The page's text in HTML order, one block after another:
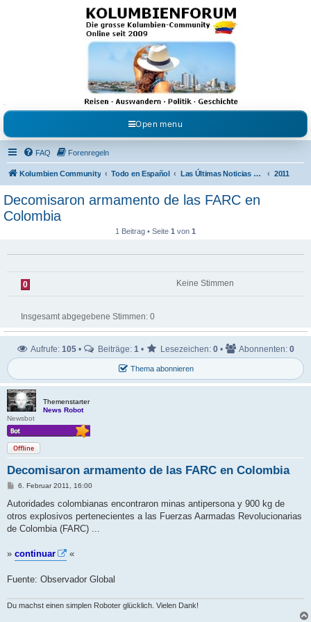
Kolumbienforum - Das
grosse Forum der
Freunde Kolumbiens
Reisen, Auswandern, Kultur, Politik, Geschichte und Visum in Kolumbien und Venezuela.
Austausch, Erfahrungen und Gemeinschaft im Kolumbienforum
Open menu
FAQ Forenregeln
Kolumbien Community Todo en Español Las Últimas Noticias en Español 2011
Decomisaron armamento de las FARC en
Colombia
1 Beitrag • Seite 1 von 1
0 Keine Stimmen
Insgesamt abgegebene Stimmen: 0
Thema abonnieren
Aufrufe: 105 • Beiträge: 1 • Lesezeichen: 0 • Abonnenten: 0
Themenstarter
News Robot
Newsbot
Offline
Decomisaron armamento de las FARC en Colombia
B
r
a
6. Februar 2011, 16:00
Autoridades colombianas encontraron minas antipersona y 900 kg de
otros explosivos pertenecientes a las Fuerzas Aarmadas Revolucionarias
de Colombia (FARC) ...
» continuar «
Fuente: Observador Global
Du machst einen simplen Roboter glücklich. Vielen Dank!